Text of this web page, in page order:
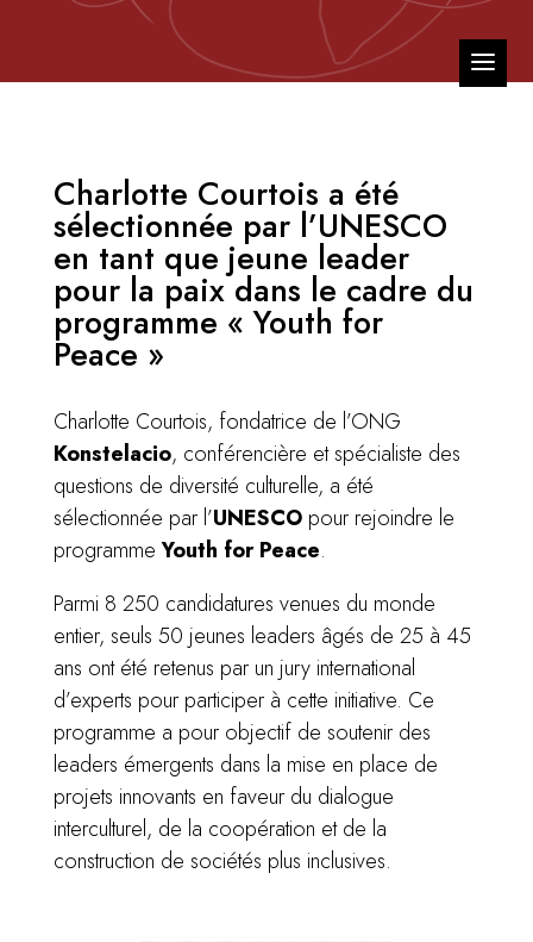
Charlotte Courtois a été
sélectionnée par l’UNESCO
en tant que jeune leader
pour la paix dans le cadre du
programme « Youth for
Peace »
Charlotte Courtois, fondatrice de l’ONG
Konstelacio, conférencière et spécialiste des
questions de diversité culturelle, a été
sélectionnée par l’UNESCOpour rejoindre le
programmeYouth for Peace.
Parmi 8 250 candidatures venues du monde
entier, seuls 50 jeunes leaders âgés de 25 à 45
ans ont été retenus par un jury international
d’experts pour participer à cette initiative. Ce
programme a pour objectif de soutenir des
leaders émergents dans la mise en place de
projets innovants en faveur du dialogue
interculturel, de la coopération et de la
construction de sociétés plus inclusives.